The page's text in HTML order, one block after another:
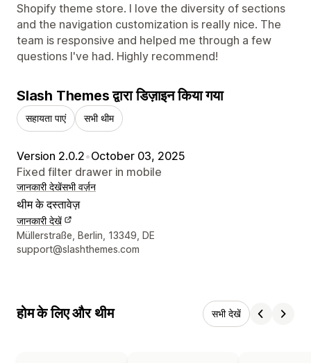
Shopify theme store. I love the diversity of sections
and the navigation customization is really nice. The
team is responsive and helped me through a few
questions I've had. Highly recommend!
Slash Themes द्वारा डिज़ाइन किया गया
सहायता पाएं सभी थीम
Version 2.0.2•October 03, 2025
Fixed filter drawer in mobile
जानकारी देखेंसभी वर्ज़न
थीम के दस्तावेज़
जानकारी देखें
डिज़ाइनर के संपर्क की जानकारी
Müllerstraße, Berlin, 13349, DE
support@slashthemes.com
होम के लिए और थीम सभी देखें